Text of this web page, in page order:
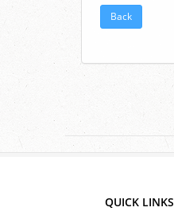
Back
QUICK LINKS